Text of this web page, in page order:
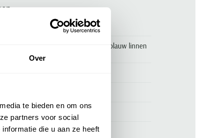
Over
te bieden en om ons
partners voor social
die u aan ze heeft
Tommy Hilfiger Big & Tall donkerblauw linnen
overhemd korte mouw
normale fit